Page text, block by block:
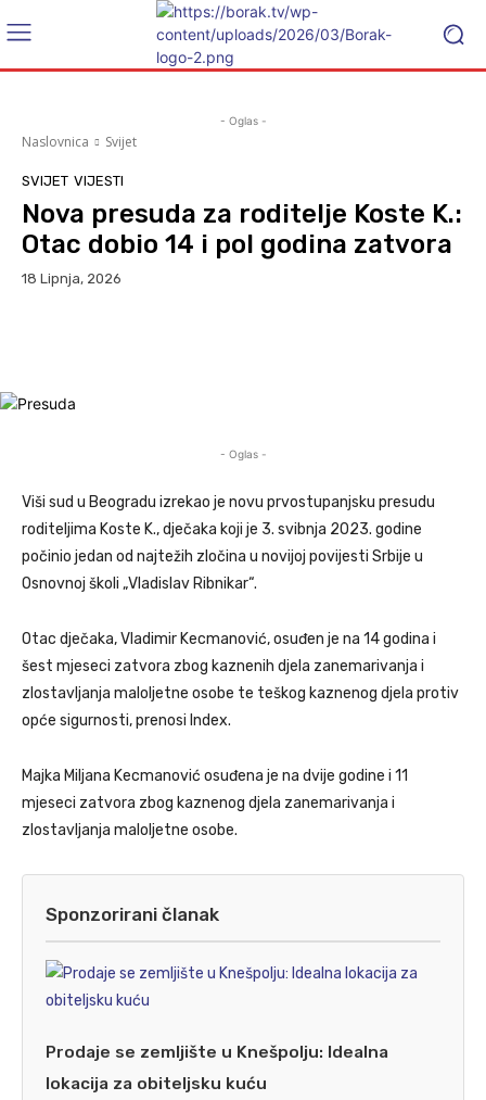
- Oglas -
Naslovnica Svijet
SVIJET VIJESTI
Nova presuda za roditelje Koste K.:
Otac dobio 14 i pol godina zatvora
18 Lipnja, 2026
- Oglas -
Viši sud u Beogradu izrekao je novu prvostupanjsku presudu
roditeljima Koste K., dječaka koji je 3. svibnja 2023. godine
počinio jedan od najtežih zločina u novijoj povijesti Srbije u
Osnovnoj školi „Vladislav Ribnikar“.
Otac dječaka, Vladimir Kecmanović, osuđen je na 14 godina i
šest mjeseci zatvora zbog kaznenih djela zanemarivanja i
zlostavljanja maloljetne osobe te teškog kaznenog djela protiv
opće sigurnosti, prenosi Index.
Majka Miljana Kecmanović osuđena je na dvije godine i 11
mjeseci zatvora zbog kaznenog djela zanemarivanja i
zlostavljanja maloljetne osobe.
Sponzorirani članak
Prodaje se zemljište u Knešpolju: Idealna
lokacija za obiteljsku kuću